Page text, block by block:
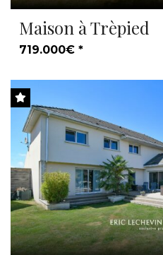
Maison à Trèpied
719.000€ *